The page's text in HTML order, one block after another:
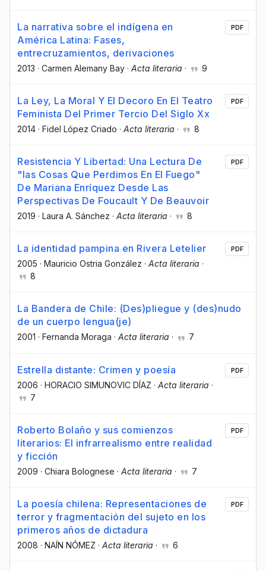
La narrativa sobre el indígena en
América Latina: Fases,
entrecruzamientos, derivaciones
2013 · Carmen Alemany Bay · Acta literaria · 9
PDF
La Ley, La Moral Y El Decoro En El Teatro
Feminista Del Primer Tercio Del Siglo Xx
2014 · Fidel López Criado · Acta literaria · 8
PDF
Resistencia Y Libertad: Una Lectura De
"las Cosas Que Perdimos En El Fuego"
De Mariana Enríquez Desde Las
Perspectivas De Foucault Y De Beauvoir
2019 · Laura A. Sánchez · Acta literaria · 8
PDF
La identidad pampina en Rivera Letelier
2005 · Mauricio Ostria González · Acta literaria ·
8
PDF
La Bandera de Chile: (Des)pliegue y (des)nudo
de un cuerpo lengua(je)
2001 · Fernanda Moraga · Acta literaria · 7
Estrella distante: Crimen y poesía
2006 · HORACIO SIMUNOVIC DÍAZ · Acta literaria ·
7
PDF
Roberto Bolaño y sus comienzos
literarios: El infrarrealismo entre realidad
y ficción
2009 · Chiara Bolognese · Acta literaria · 7
PDF
La poesía chilena: Representaciones de
terror y fragmentación del sujeto en los
primeros años de dictadura
2008 · NAÍN NÓMEZ · Acta literaria · 6
PDF